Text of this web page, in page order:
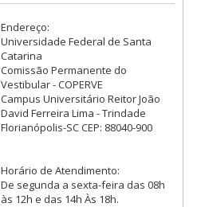
Endereço:
Universidade Federal de Santa
Catarina
Comissão Permanente do
Vestibular - COPERVE
Campus Universitário Reitor João
David Ferreira Lima - Trindade
Florianópolis-SC CEP: 88040-900
Horário de Atendimento:
De segunda a sexta-feira das 08h
às 12h e das 14h Às 18h.